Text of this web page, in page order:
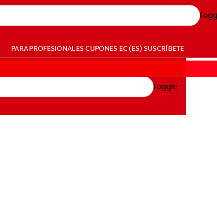
PARA PROFESIONALESCUPONES EC (ES) SUSCRÍBETE
Toggle